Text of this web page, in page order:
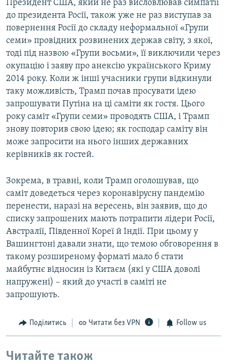
Президент США, який не раз висловлював симпатії
до президента Росії, також уже не раз виступав за
повернення Росії до складу неформальної «Групи
семи» провідних розвинених держав світу, з якої,
тоді під назвою «Групи восьми», її виключили через
окупацію і заяву про анексію українського Криму
2014 року. Коли ж інші учасники групи відкинули
таку можливість, Трамп почав просувати ідею
запрошувати Путіна на ці саміти як гостя. Цього
року саміт «Групи семи» проводять США, і Трамп
знову повторив свою ідею; як господар саміту він
може запросити на нього інших державних
керівників як гостей.
Зокрема, в травні, коли Трамп оголошував, що
саміт доведеться через коронавірусну пандемію
перенести, наразі на вересень, він заявив, що до
списку запрошених мають потрапити лідери Росії,
Австралії, Південної Кореї й Індії. При цьому у
Вашингтоні давали знати, що темою обговорення в
такому розширеному форматі мало б стати
майбутнє відносин із Китаєм (які у США доволі
напружені) – який до участі в саміті не
запрошують.
Поділитись Читати без VPN Follow us
Читайте також